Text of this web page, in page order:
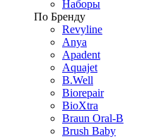
Наборы
По Бренду
Revyline
Anya
Apadent
Aquajet
B.Well
Biorepair
BioXtra
Braun Oral-B
Brush Baby